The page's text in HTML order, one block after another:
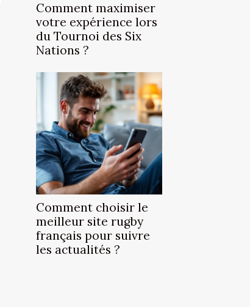
Comment maximiser
votre expérience lors
du Tournoi des Six
Nations ?
Comment choisir le
meilleur site rugby
français pour suivre
les actualités ?